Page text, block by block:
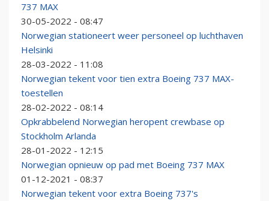
737 MAX
30-05-2022 - 08:47
Norwegian stationeert weer personeel op luchthaven
Helsinki
28-03-2022 - 11:08
Norwegian tekent voor tien extra Boeing 737 MAX-
toestellen
28-02-2022 - 08:14
Opkrabbelend Norwegian heropent crewbase op
Stockholm Arlanda
28-01-2022 - 12:15
Norwegian opnieuw op pad met Boeing 737 MAX
01-12-2021 - 08:37
Norwegian tekent voor extra Boeing 737's